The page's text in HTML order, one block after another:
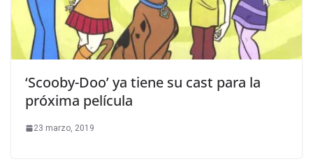
‘Scooby-Doo’ ya tiene su cast para la
próxima película
23 marzo, 2019